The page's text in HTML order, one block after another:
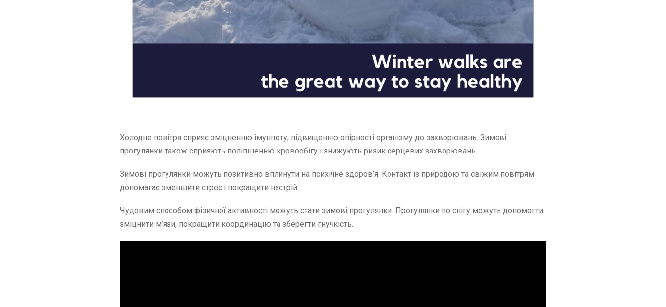
Холодне повітря сприяє зміцненню імунітету, підвищенню опірності організму до захворювань. Зимові
прогулянки також сприяють поліпшенню кровообігу і знижують ризик серцевих захворювань.
Зимові прогулянки можуть позитивно вплинути на психічне здоров’я. Контакт із природою та свіжим повітрям
допомагає зменшити стрес і покращити настрій.
Чудовим способом фізичної активності можуть стати зимові прогулянки. Прогулянки по снігу можуть допомогти
зміцнити м’язи, покращити координацію та зберегти гнучкість.